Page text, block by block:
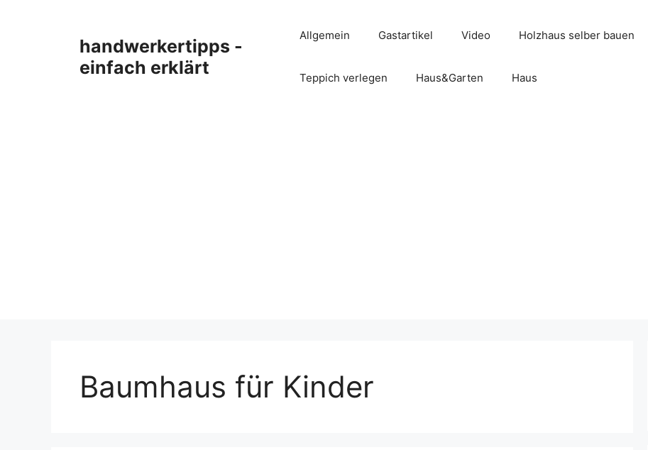
handwerkertipps -
einfach erklärt
Allgemein Gastartikel Video Holzhaus selber bauen
Teppich verlegen Haus&Garten Haus
Baumhaus für Kinder